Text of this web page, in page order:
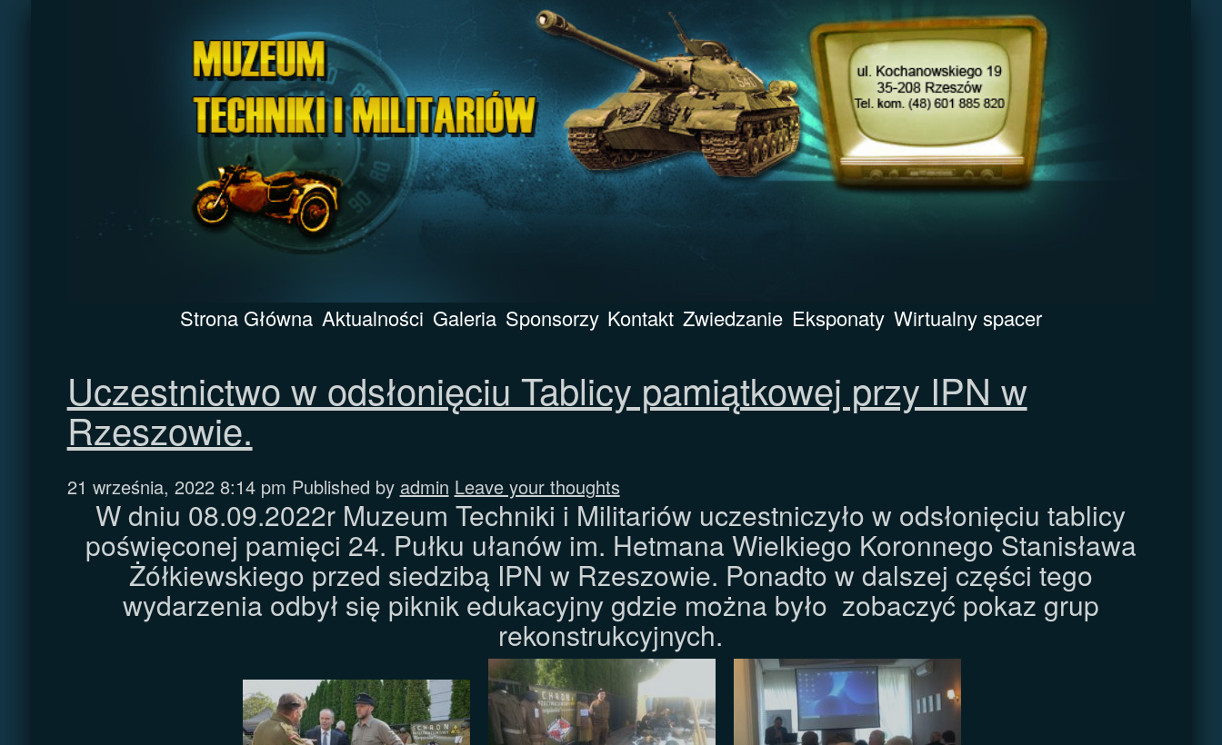
Strona Główna Aktualności Galeria Sponsorzy Kontakt Zwiedzanie Eksponaty Wirtualny spacer
Uczestnictwo w odsłonięciu Tablicy pamiątkowej przy IPN w
Rzeszowie.
21 września, 2022 8:14 pm Published by admin Leave your thoughts
W dniu 08.09.2022r Muzeum Techniki i Militariów uczestniczyło w odsłonięciu tablicy
poświęconej pamięci 24. Pułku ułanów im. Hetmana Wielkiego Koronnego Stanisława
Żółkiewskiego przed siedzibą IPN w Rzeszowie. Ponadto w dalszej części tego
wydarzenia odbył się piknik edukacyjny gdzie można było zobaczyć pokaz grup
rekonstrukcyjnych.